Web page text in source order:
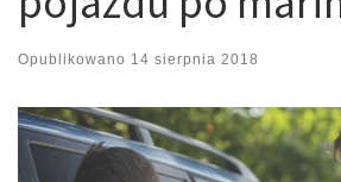
Opublikowano 14 sierpnia 2018